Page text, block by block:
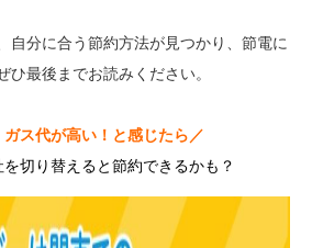
自分に合う節約方法が見つかり、節電に
ひ最後までお読みください。
ガス代が高い！と感じたら／
切り替えると節約できるかも？